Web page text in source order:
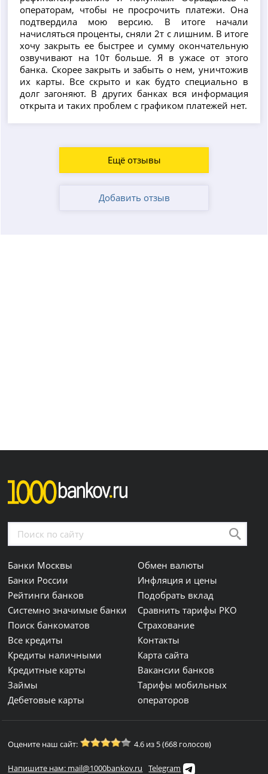
операторам, чтобы не просрочить платежи. Она
подтвердила мою версию. В итоге начали
начисляться проценты, сняли 2т с лишним. В итоге
хочу закрыть ее быстрее и сумму окончательную
озвучивают на 10т больше. Я в ужасе от этого
банка. Скорее закрыть и забыть о нем, уничтожив
их карты. Все скрыто и как будто специально в
долг загоняют. В других банках вся информация
открыта и таких проблем с графиком платежей нет.
Ещё отзывы
Добавить отзыв
Банки Москвы
Банки России
Рейтинги банков
Системно значимые банки
Поиск банкоматов
Все кредиты
Кредиты наличными
Кредитные карты
Займы
Дебетовые карты
Обмен валюты
Инфляция и цены
Подобрать вклад
Сравнить тарифы РКО
Страхование
Контакты
Карта сайта
Вакансии банков
Тарифы мобильных
операторов
Оцените наш сайт: 4.6 из 5 (668 голосов)
Напишите нам: mail@1000bankov.ru Telegram